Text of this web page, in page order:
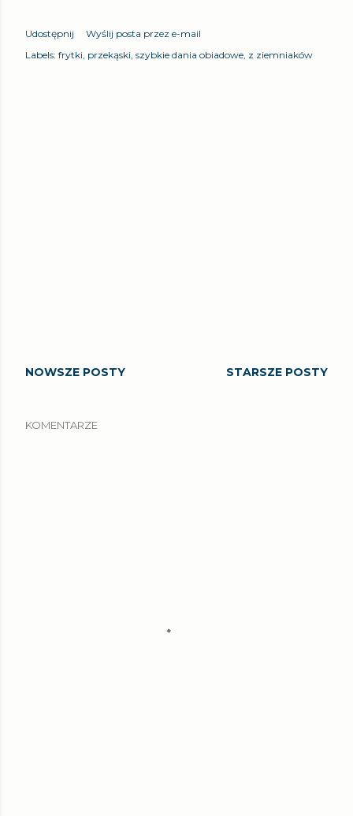
Udostępnij
Wyślij posta przez e-mail
Labels: frytki przekąski szybkie dania obiadowe z ziemniaków
NOWSZE POSTY STARSZE POSTY
KOMENTARZE